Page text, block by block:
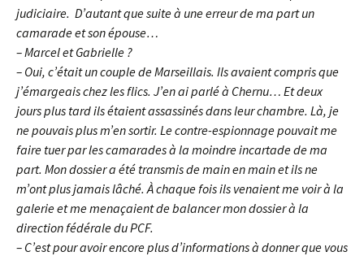
judiciaire. D’autant que suite à une erreur de ma part un
camarade et son épouse…
– Marcel et Gabrielle ?
– Oui, c’était un couple de Marseillais. Ils avaient compris que
j’émargeais chez les flics. J’en ai parlé à Chernu… Et deux
jours plus tard ils étaient assassinés dans leur chambre. Là, je
ne pouvais plus m’en sortir. Le contre-espionnage pouvait me
faire tuer par les camarades à la moindre incartade de ma
part. Mon dossier a été transmis de main en main et ils ne
m’ont plus jamais lâché. À chaque fois ils venaient me voir à la
galerie et me menaçaient de balancer mon dossier à la
direction fédérale du PCF.
– C’est pour avoir encore plus d’informations à donner que vous